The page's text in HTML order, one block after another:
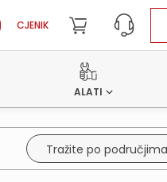
CJENIK
ALATI
Tražite po područjima